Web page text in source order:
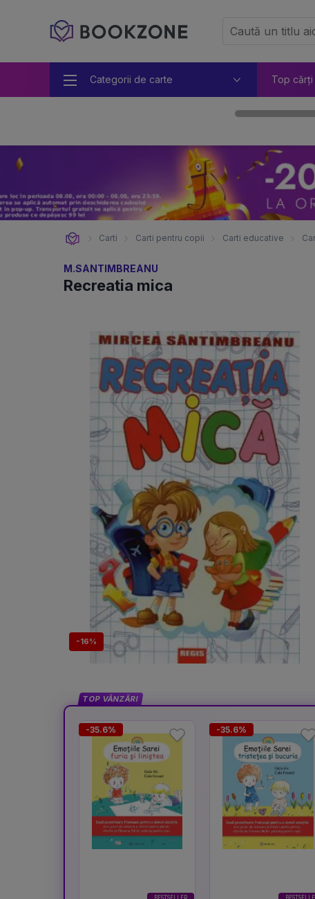
Categorii de carte Top
Carti Carti pentru copii Carti educative
M.SANTIMBREANU
Recreatia mica
-16%
TOP VÂNZĂRI
BESTSELLER
-35.6% -35.6%